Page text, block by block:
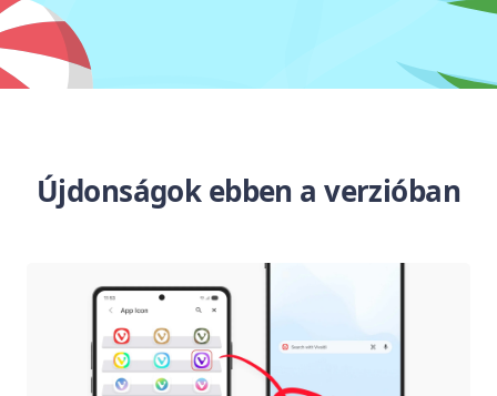
Újdonságok ebben a verzióban